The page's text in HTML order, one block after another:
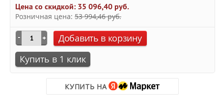
Цена со скидкой: 35 096,40 руб.
Розничная цена: 53 994,46 руб.
Добавить в корзину
Купить в 1 клик
КУПИТЬ НА